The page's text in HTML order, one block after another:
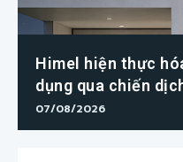
Himel hiện thực
dụng qua chiến
07/08/2026